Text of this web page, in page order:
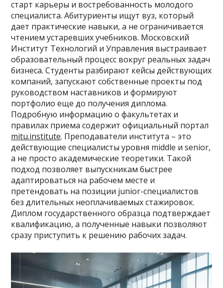
старт карьеры и востребованность молодого
специалиста. Абитуриенты ищут вуз, который
дает практические навыки, а не ограничивается
чтением устаревших учебников. Московский
Институт Технологий и Управления выстраивает
образовательный процесс вокруг реальных задач
бизнеса. Студенты разбирают кейсы действующих
компаний, запускают собственные проекты под
руководством наставников и формируют
портфолио еще до получения диплома.
Подробную информацию о факультетах и
правилах приема содержит официальный портал
mitu.institute. Преподаватели института – это
действующие специалисты уровня middle и senior,
а не просто академические теоретики. Такой
подход позволяет выпускникам быстрее
адаптироваться на рабочем месте и
претендовать на позиции junior-специалистов
без длительных неоплачиваемых стажировок.
Диплом государственного образца подтверждает
квалификацию, а полученные навыки позволяют
сразу приступить к решению рабочих задач.